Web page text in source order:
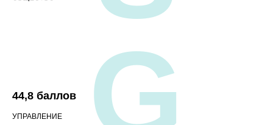
44,8 баллов
УПРАВЛЕНИЕ G